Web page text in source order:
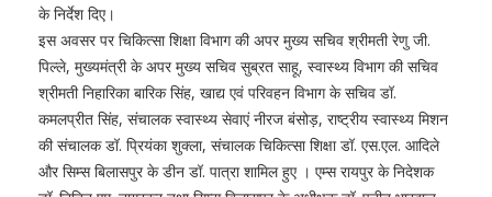
के निर्देश दिए।
इस अवसर पर चिकित्सा शिक्षा विभाग की अपर मुख्य सचिव श्रीमती रेणु जी.
पिल्ले, मुख्यमंत्री के अपर मुख्य सचिव सुब्रत साहू, स्वास्थ्य विभाग की सचिव
श्रीमती निहारिका बारिक सिंह, खाद्य एवं परिवहन विभाग के सचिव डॉ.
कमलप्रीत सिंह, संचालक स्वास्थ्य सेवाएं नीरज बंसोड़, राष्ट्रीय स्वास्थ्य मिशन
की संचालक डॉ. प्रियंका शुक्ला, संचालक चिकित्सा शिक्षा डॉ. एस.एल. आदिले
और सिम्स बिलासपुर के डीन डॉ. पात्रा शामिल हुए । एम्स रायपुर के निदेशक